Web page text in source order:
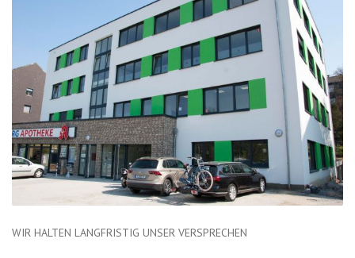
WIR HALTEN LANGFRISTIG UNSER VERSPRECHEN